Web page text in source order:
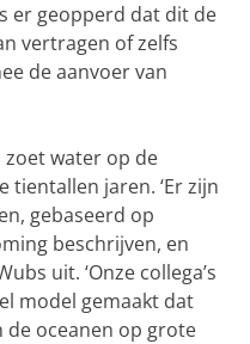
er geopperd dat dit de
vertragen of zelfs
de aanvoer van
zoet water op de
tientallen jaren. ‘Er zijn
gebaseerd op
beschrijven, en
uit. ‘Onze collega’s
model gemaakt dat
oceanen op grote